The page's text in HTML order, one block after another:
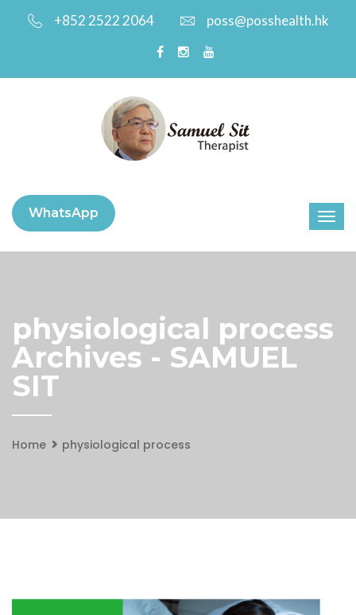
+852 2522 2064 poss@posshealth.hk
WhatsApp
physiological process
Archives - SAMUEL
SIT
Home physiological process